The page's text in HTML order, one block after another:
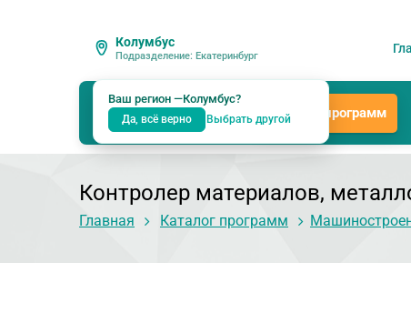
Колумбус
Подразделение: Екатеринбург
Ваш регион —Колумбус?
Да, всё верно Выбрать другойКаталог программ
Контролер материалов,
Главная Каталог программ